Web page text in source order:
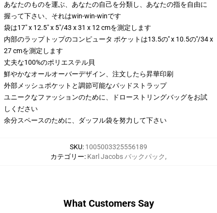
あなたのものを運ぶ、あなたの自己を分類し、あなたの指を自由に
握って下さい、それはwin-win-winです
袋は17" x 12.5" x 5"/43 x 31 x 12 cmを測定します
内部のラップトップのコンピュータ ポケットは13.5の′′ x 10.5の′′/34 x
27 cmを測定します
丈夫な100%のポリエステル貝
鮮やかなオールオーバーデザイン、注文したら昇華印刷
外部メッシュポケットと調節可能なパッドストラップ
ユニークなファッションのために、ドローストリングバッグをお試
しください
余分スペースのために、ダッフル袋を努力して下さい
SKU: 1005003325556189
カテゴリー: Karl Jacobs バックパック,
What Customers Say